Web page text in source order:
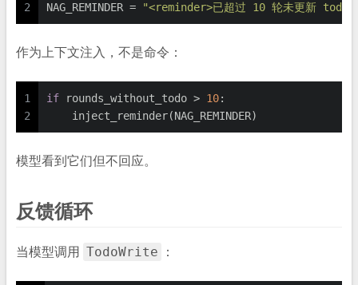
2
NAG_REMINDER =
"<reminder>已超过 10 轮未更新 todo
作为上下文注入，不是命令：
1
2
if rounds_without_todo > 10:
    inject_reminder(NAG_REMINDER)
模型看到它们但不回应。
反馈循环
当模型调用 TodoWrite ：